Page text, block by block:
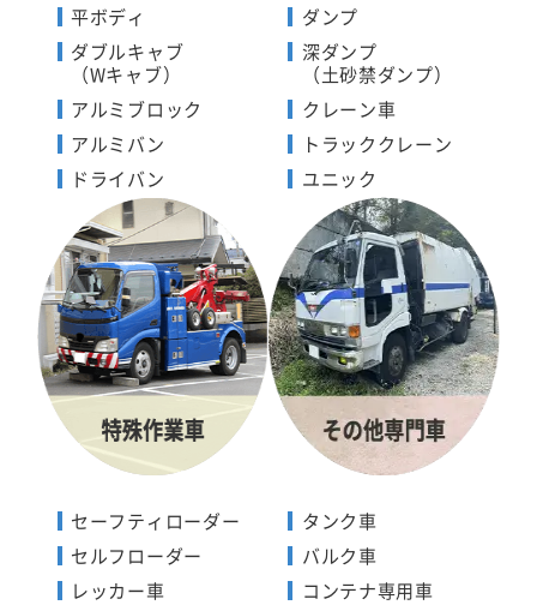
平ボディ
ダブルキャブ
（Wキャブ）
アルミブロック
アルミバン
ドライバン
ダンプ
深ダンプ
（土砂禁ダンプ）
クレーン車
トラッククレーン
ユニック
セーフティローダー
セルフローダー
レッカー車
タンク車
バルク車
コンテナ専用車